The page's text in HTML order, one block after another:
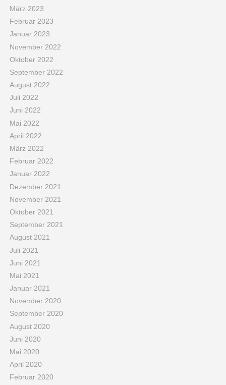
März 2023
Februar 2023
Januar 2023
November 2022
Oktober 2022
September 2022
August 2022
Juli 2022
Juni 2022
Mai 2022
April 2022
März 2022
Februar 2022
Januar 2022
Dezember 2021
November 2021
Oktober 2021
September 2021
August 2021
Juli 2021
Juni 2021
Mai 2021
Januar 2021
November 2020
September 2020
August 2020
Juni 2020
Mai 2020
April 2020
Februar 2020